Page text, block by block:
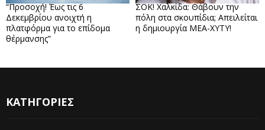
“Προσοχή! Έως τις 6
Δεκεμβρίου ανοιχτή η
πλατφόρμα για το επίδομα
θέρμανσης”
ΣΟΚ! Χαλκίδα: Θάβουν την
πόλη στα σκουπίδια; Απειλείται
η δημιουργία ΜΕΑ-ΧΥΤΥ!
ΚΑΤΗΓΟΡΙΕΣ